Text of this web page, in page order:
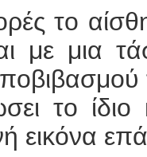
το
με μια
το
εικόνα